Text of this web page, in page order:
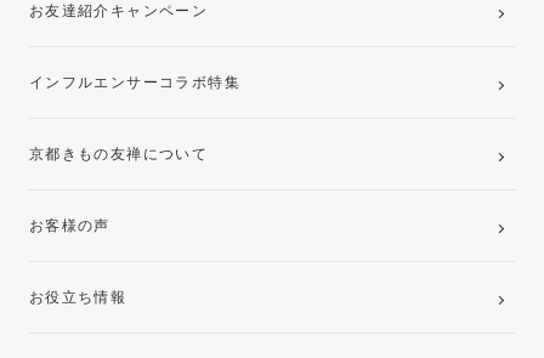
お友達紹介キャンペーン
インフルエンサーコラボ特集
京都きもの友禅について
お客様の声
お役立ち情報